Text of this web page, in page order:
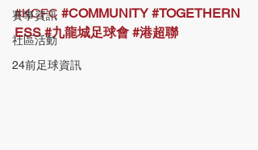
賽事資訊
社區活動
24前足球資訊
#KCFC #COMMUNITY #TOGETHERN
ESS #九龍城足球會 #港超聯